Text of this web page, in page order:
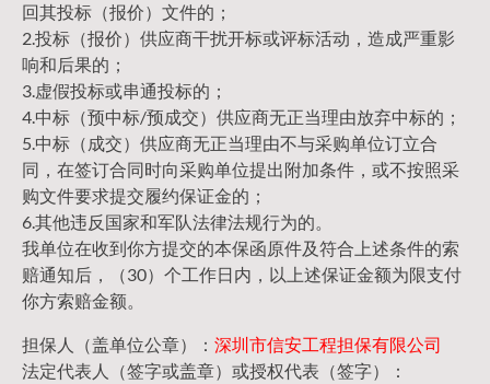
回其投标（报价）文件的；
2.投标（报价）供应商干扰开标或评标活动，造成严重影
响和后果的；
3.虚假投标或串通投标的；
4.中标（预中标/预成交）供应商无正当理由放弃中标的；
5.中标（成交）供应商无正当理由不与采购单位订立合
同，在签订合同时向采购单位提出附加条件，或不按照采
购文件要求提交履约保证金的；
6.其他违反国家和军队法律法规行为的。
我单位在收到你方提交的本保函原件及符合上述条件的索
赔通知后，（30）个工作日内，以上述保证金额为限支付
你方索赔金额。
担保人（盖单位公章）： 深圳市信安工程担保有限公司
法定代表人（签字或盖章）或授权代表（签字）：